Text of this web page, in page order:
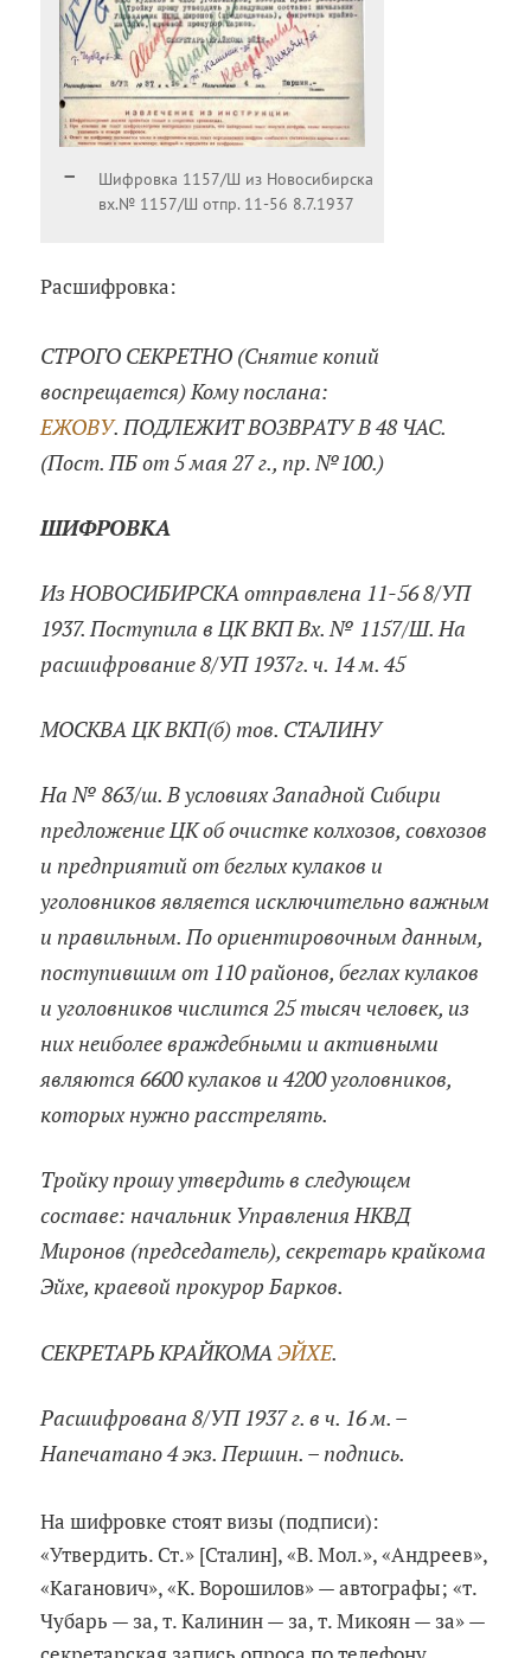
Шифровка 1157/Ш из Новосибирска
вх.№ 1157/Ш отпр. 11-56 8.7.1937
Расшифровка:
СТРОГО СЕКРЕТНО (Снятие копий
воспрещается) Кому послана:
ЕЖОВУ. ПОДЛЕЖИТ ВОЗВРАТУ В 48 ЧАС.
(Пост. ПБ от 5 мая 27 г., пр. №100.)
ШИФРОВКА
Из НОВОСИБИРСКА отправлена 11-56 8/УП
1937. Поступила в ЦК ВКП Вх. № 1157/Ш. На
расшифрование 8/УП 1937г. ч. 14 м. 45
МОСКВА ЦК ВКП(б) тов. СТАЛИНУ
На № 863/ш. В условиях Западной Сибири
предложение ЦК об очистке колхозов, совхозов
и предприятий от беглых кулаков и
уголовников является исключительно важным
и правильным. По ориентировочным данным,
поступившим от 110 районов, беглах кулаков
и уголовников числится 25 тысяч человек, из
них неиболее враждебными и активными
являются 6600 кулаков и 4200 уголовников,
которых нужно расстрелять.
Тройку прошу утвердить в следующем
составе: начальник Управления НКВД
Миронов (председатель), секретарь крайкома
Эйхе, краевой прокурор Барков.
СЕКРЕТАРЬ КРАЙКОМАЭЙХЕ.
Расшифрована 8/УП 1937 г. в ч. 16 м. –
Напечатано 4 экз. Першин. – подпись.
На шифровке стоят визы (подписи):
«Утвердить. Ст.» [Сталин], «В. Мол.», «Андреев»,
«Каганович», «К. Ворошилов» — автографы; «т.
Чубарь — за, т. Калинин — за, т. Микоян — за» —